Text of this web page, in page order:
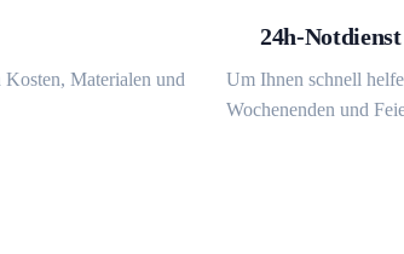
Kosten, Materialen und
24h-Notdienst
Um Ihnen schnell
Wochenenden und